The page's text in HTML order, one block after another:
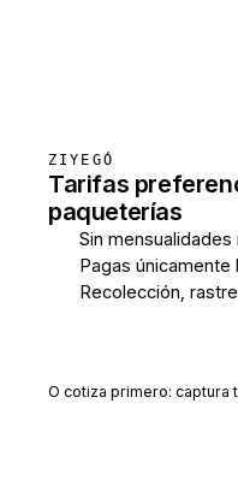
ZIYEGÓ
Tarifas
paqueterías
Sin
Pagas únicamente
Recolección,
O cotiza primero: captura